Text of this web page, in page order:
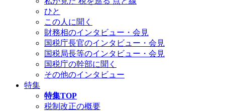
ひと
この人に聞く
財務相のインタビュー・会見
国税庁長官のインタビュー・会見
国税局長等のインタビュー・会見
国税庁の幹部に聞く
その他のインタビュー
特集
特集TOP
税制改正の概要